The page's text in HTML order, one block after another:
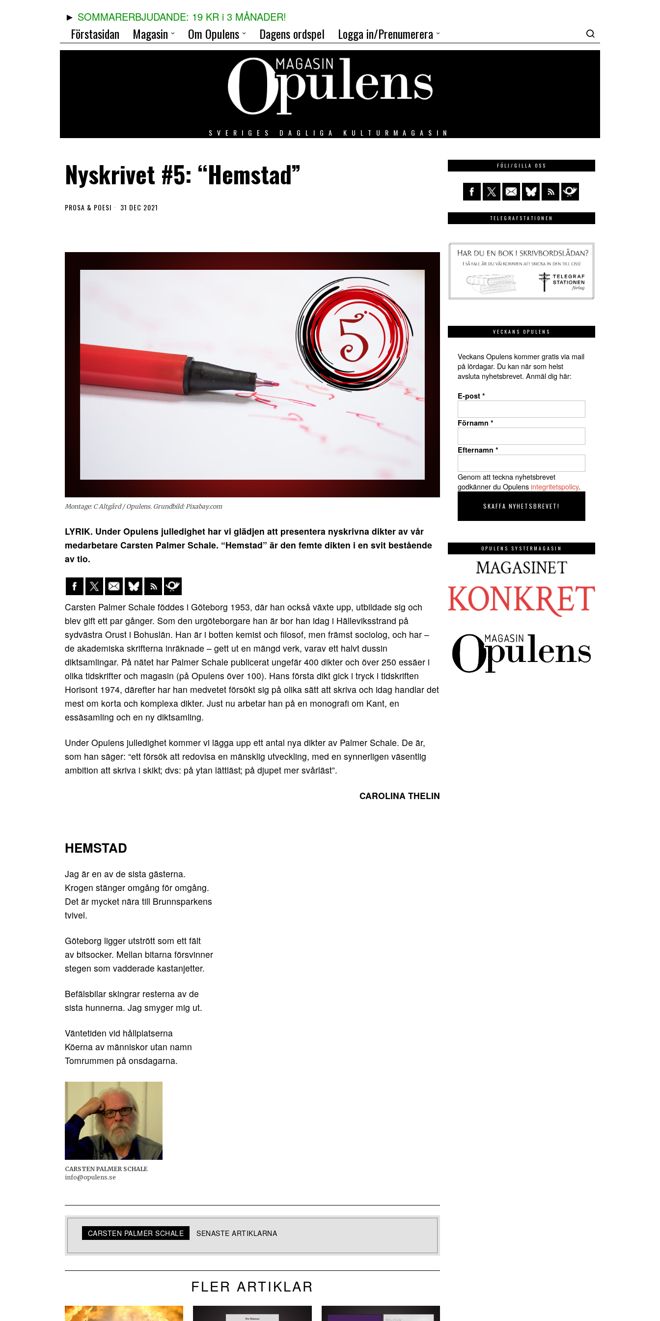
SOMMARERBJUDANDE: 19 KR i 3 MÅNADER!
Förstasidan Magasin Om Opulens Dagens ordspel Logga in/Prenumerera
SVERIGES DAGLIGA KULTURMAGASIN
Nyskrivet #5: “Hemstad”
PROSA & POESI 31 DEC 2021
Montage: C Altgård / Opulens. Grundbild: Pixabay.com
LYRIK. Under Opulens julledighet har vi glädjen att presentera nyskrivna dikter av vår
medarbetare Carsten Palmer Schale. “Hemstad” är den femte dikten i en svit bestående
av tio.
Carsten Palmer Schale föddes i Göteborg 1953, där han också växte upp, utbildade sig och
blev gift ett par gånger. Som den urgöteborgare han är bor han idag i Hälleviksstrand på
sydvästra Orust i Bohuslän. Han är i botten kemist och filosof, men främst sociolog, och har –
de akademiska skrifterna inräknade – gett ut en mängd verk, varav ett halvt dussin
diktsamlingar. På nätet har Palmer Schale publicerat ungefär 400 dikter och över 250 essäer i
olika tidskrifter och magasin (på Opulens över 100). Hans första dikt gick i tryck i tidskriften
Horisont 1974, därefter har han medvetet försökt sig på olika sätt att skriva och idag handlar det
mest om korta och komplexa dikter. Just nu arbetar han på en monografi om Kant, en
essäsamling och en ny diktsamling.
Under Opulens julledighet kommer vi lägga upp ett antal nya dikter av Palmer Schale. De är,
som han säger: “ett försök att redovisa en mänsklig utveckling, med en synnerligen väsentlig
ambition att skriva i skikt; dvs: på ytan lättläst; på djupet mer svårläst”.
CAROLINA THELIN
HEMSTAD
Jag är en av de sista gästerna.
Krogen stänger omgång för omgång.
Det är mycket nära till Brunnsparkens
tvivel.
Göteborg ligger utstrött som ett fält
av bitsocker. Mellan bitarna försvinner
stegen som vadderade kastanjetter.
Befälsbilar skingrar resterna av de
sista hunnerna. Jag smyger mig ut.
Väntetiden vid hållplatserna
Köerna av människor utan namn
Tomrummen på onsdagarna.
CARSTEN PALMER SCHALE
info@opulens.se
CARSTEN PALMER SCHALE SENASTE ARTIKLARNA
FLER ARTIKLAR
FÖLJ/GILLA OSS
TELEGRAFSTATIONEN
VECKANS OPULENS
Veckans Opulens kommer gratis via mail
på lördagar. Du kan när som helst
avsluta nyhetsbrevet. Anmäl dig här:
E-post *
Förnamn *
Efternamn *
Genom att teckna nyhetsbrevet
godkänner du Opulensintegritetspolicy.
OPULENS SYSTERMAGASIN